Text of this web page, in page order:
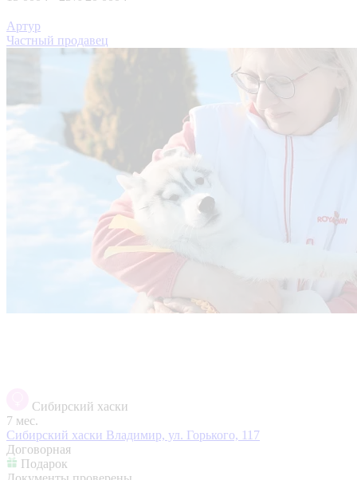
Артур
Частный продавец
Сибирский хаски
7 мес.
Сибирский хаски Владимир, ул. Горького, 117
Договорная
Подарок